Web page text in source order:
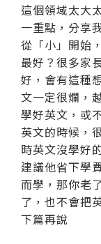
這個領域太大
一重點，分享
從「小」開始
最好？很多家
好，會有這種
文一定很爛，
學好英文，或
英文的時候，
時英文沒學好
建議他省下學
而學，那你老
了，也不會把
下篇再說